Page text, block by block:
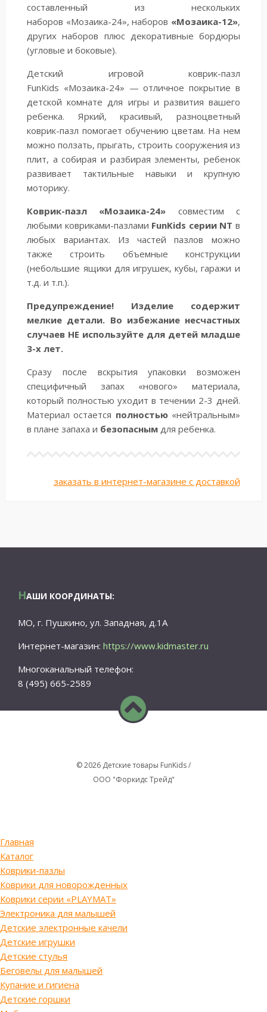
составленный из нескольких
наборов «Мозаика-24», наборов «Мозаика-12»,
других наборов плюс декоративные бордюры
(угловые и боковые).
Детский игровой коврик-пазл
FunKids «Мозаика-24» — отличное покрытие в
детской комнате для игры и развития вашего
ребенка. Яркий, красивый, разноцветный
коврик-пазл помогает обучению цветам. На нем
можно ползать, прыгать, строить сооружения из
плит, а собирая и разбирая элементы, ребенок
развивает тактильные навыки и крупную
моторику.
Коврик-пазл «Мозаика-24» совместим с
любыми ковриками-пазлами FunKids серии NT в
любых вариантах. Из частей пазлов можно
также строить объемные конструкции
(небольшие ящики для игрушек, кубы, гаражи и
т.д. и т.п.).
Предупреждение! Изделие содержит
мелкие детали. Во избежание несчастных
случаев НЕ используйте для детей младше
3-х лет.
Сразу после вскрытия упаковки возможен
специфичный запах «нового» материала,
который полностью уходит в течении 2-3 дней.
Материал остается полностью«нейтральным»
в плане запаха и безопасным для ребенка.
заказать в интернет-магазине с доставкой
НАШИ КООРДИНАТЫ:
МО, г. Пушкино, ул. Западная, д.1А
Интернет-магазин:https://www.kidmaster.ru
Многоканальный телефон:
8 (495) 665-2589
© 2026 Детские товары FunKids /
ООО "Форкидс Трейд"
Главная
Каталог
Коврики-пазлы
Коврики для новорожденных
Коврики серии «PLAYMAT»
Электроника для малышей
Детские электронные качели
Детские игрушки
Детские стулья
Беговелы для малышей
Купание и гигиена
Детские горшки